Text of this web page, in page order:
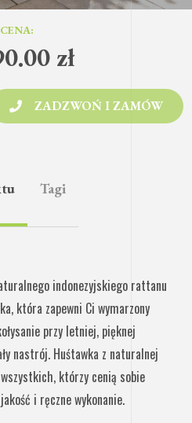
CENA:
zł
ZADZWOŃ I ZAMÓW
Tagi
indonezyjskiego rattanu
która zapewni Ci wymarzony
przy letniej, pięknej
nastrój. Huśtawka z naturalnej
którzy cenią sobie
i ręczne wykonanie.